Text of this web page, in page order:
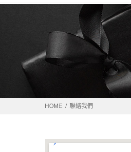
HOME 聯絡我們